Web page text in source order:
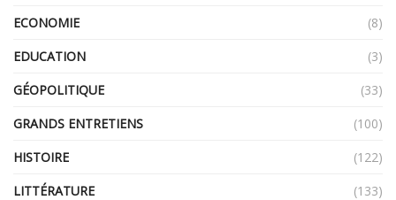
ECONOMIE
(8)
EDUCATION
(3)
GÉOPOLITIQUE
(33)
GRANDS ENTRETIENS
(100)
HISTOIRE
(122)
LITTÉRATURE
(133)